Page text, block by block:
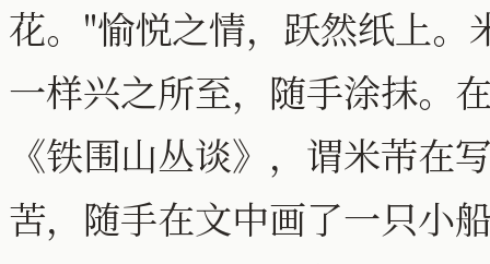
花。"愉悦之情，跃然纸上
一样兴之所至，随手涂抹。
《铁围山丛谈》，谓米芾在
苦，随手在文中画了一只小